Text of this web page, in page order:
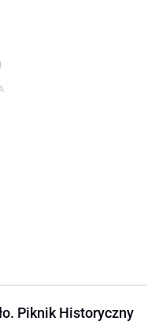
Piknik Historyczny